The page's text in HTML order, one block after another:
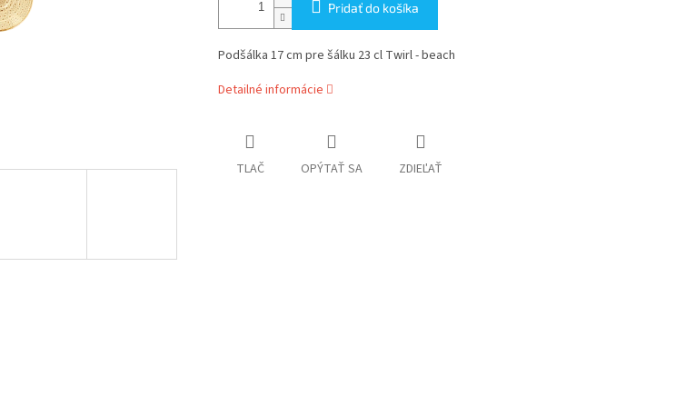
Pridať do košíka
Podšálka 17 cm pre šálku 23 cl Twirl - beach
Detailné informácie
TLAČ OPÝTAŤ SA ZDIEĽAŤ